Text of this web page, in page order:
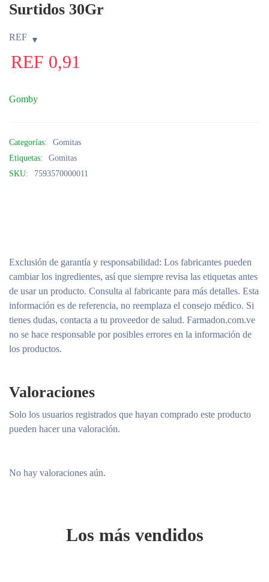
Surtidos 30Gr
REF
REF 0,91
Gomby
Categorías:
Gomitas
Etiquetas:
Gomitas
SKU:
7593570000011
Exclusión de garantía y responsabilidad: Los fabricantes pueden
cambiar los ingredientes, así que siempre revisa las etiquetas antes
de usar un producto. Consulta al fabricante para más detalles. Esta
información es de referencia, no reemplaza el consejo médico. Si
tienes dudas, contacta a tu proveedor de salud. Farmadon.com.ve
no se hace responsable por posibles errores en la información de
los productos.
Valoraciones
No hay valoraciones aún.
Solo los usuarios registrados que hayan comprado este producto
pueden hacer una valoración.
Los más vendidos